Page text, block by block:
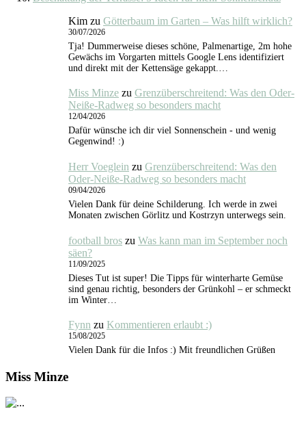
Kim zu Götterbaum im Garten – Was hilft wirklich?
30/07/2026
Tja! Dummerweise dieses schöne, Palmenartige, 2m hohe
Gewächs im Vorgarten mittels Google Lens identifiziert
und direkt mit der Kettensäge gekappt.…
Miss Minze zu Grenzüberschreitend: Was den Oder-
Neiße-Radweg so besonders macht
12/04/2026
Dafür wünsche ich dir viel Sonnenschein - und wenig
Gegenwind! :)
Herr Voeglein zu Grenzüberschreitend: Was den
Oder-Neiße-Radweg so besonders macht
09/04/2026
Vielen Dank für deine Schilderung. Ich werde in zwei
Monaten zwischen Görlitz und Kostrzyn unterwegs sein.
football bros zu Was kann man im September noch
säen?
11/09/2025
Dieses Tut ist super! Die Tipps für winterharte Gemüse
sind genau richtig, besonders der Grünkohl – er schmeckt
im Winter…
Fynn zu Kommentieren erlaubt :)
15/08/2025
Vielen Dank für die Infos :) Mit freundlichen Grüßen
Miss Minze